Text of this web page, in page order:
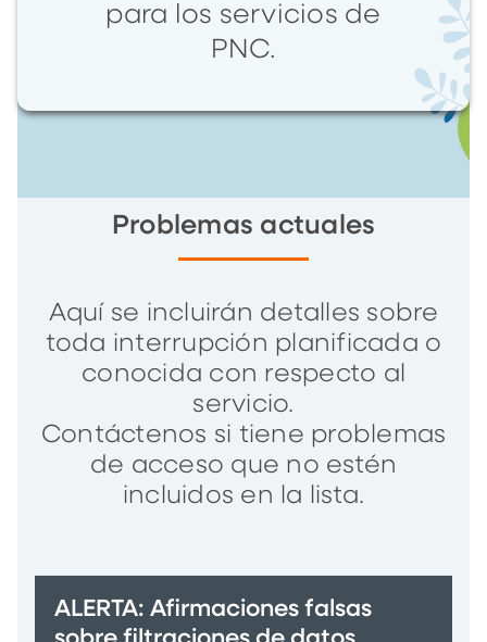
para los servicios de
PNC.
Problemas actuales
Aquí se incluirán detalles sobre
toda interrupción planificada o
conocida con respecto al
servicio.
Contáctenos si tiene problemas
de acceso que no estén
incluidos en la lista.
ALERTA: Afirmaciones falsas